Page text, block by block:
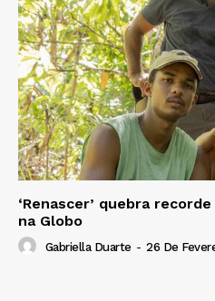
‘Renascer’ quebra
na Globo
Gabriella Duarte - 26 De